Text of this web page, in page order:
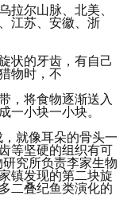
拉尔山脉、北美、
江苏、安徽、浙
状的牙齿，有自己
物时，不
，将食物逐渐送入
一小块一小块。
就像耳朵的骨头一
等坚硬的组织有可
究所负责李家生物
镇发现的第二块旋
二叠纪鱼类演化的